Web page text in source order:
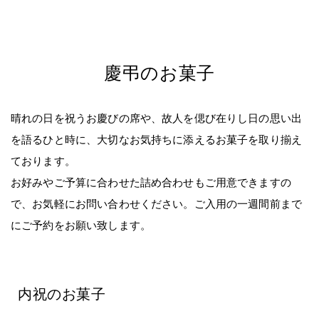
慶弔のお菓子
晴れの日を祝うお慶びの席や、故人を偲び在りし日の思い出
を語るひと時に、大切なお気持ちに添えるお菓子を取り揃え
ております。
お好みやご予算に合わせた詰め合わせもご用意できますの
で、お気軽にお問い合わせください。ご入用の一週間前まで
にご予約をお願い致します。
内祝のお菓子